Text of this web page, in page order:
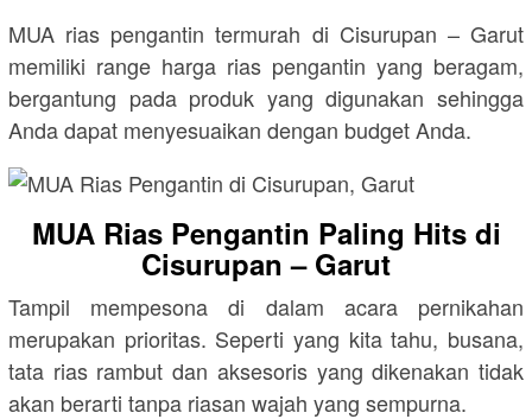
MUA rias pengantin termurah di Cisurupan – Garut
memiliki range harga rias pengantin yang beragam,
bergantung pada produk yang digunakan sehingga
Anda dapat menyesuaikan dengan budget Anda.
MUA Rias Pengantin Paling Hits di
Cisurupan – Garut
Tampil mempesona di dalam acara pernikahan
merupakan prioritas. Seperti yang kita tahu, busana,
tata rias rambut dan aksesoris yang dikenakan tidak
akan berarti tanpa riasan wajah yang sempurna.